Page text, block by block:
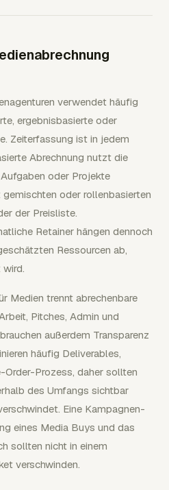
verwendet häufig
ergebnisbasierte oder
Zeiterfassung ist in jedem
Abrechnung nutzt die
oder Projekte
oder rollenbasierten
der Preisliste.
Retainer hängen dennoch
Ressourcen ab,
Medien trennt abrechenbare
Pitches, Admin und
außerdem Transparenz
häufig Deliverables,
Order-Prozess, daher sollten
des Umfangs sichtbar
Eine Kampagnen-
eines Media Buys und das
sollten nicht in einem
verschwinden.